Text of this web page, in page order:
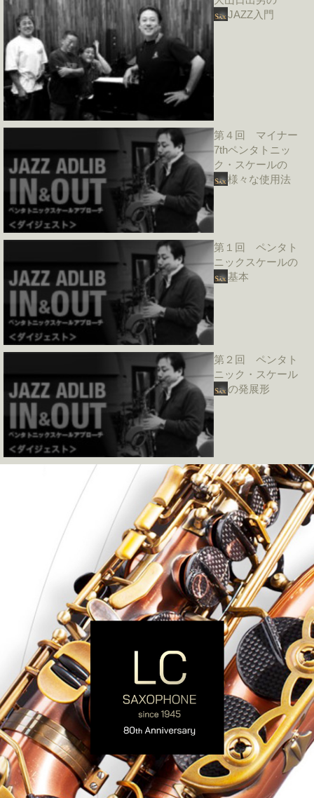
JAZZ入門
第４回 マイナー
7thペンタトニッ
ク・スケールの
様々な使用法
第１回 ペンタト
ニックスケールの
基本
第２回 ペンタト
ニック・スケール
の発展形